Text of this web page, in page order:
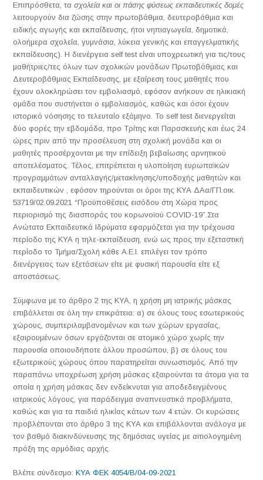
Επιπρόσθετα, τα σχολεία και οι πάσης φύσεως εκπαιδευτικές δομές
λειτουργούν δια ζώσης στην πρωτοβάθμια, δευτεροβάθμια και
ειδικής αγωγής και εκπαίδευσης, ήτοι νηπιαγωγεία, δημοτικά,
ολοήμερα σχολεία, γυμνάσια, λύκεια γενικής και επαγγελματικής
εκπαίδευσης). Η διενέργεια self test είναι υποχρεωτική για τις/τους
μαθήτριες/τες όλων των σχολικών μονάδων Πρωτοβάθμιας και
Δευτεροβάθμιας Εκπαίδευσης, με εξαίρεση τους μαθητές που
έχουν ολοκληρώσει τον εμβολιασμό, εφόσον ανήκουν σε ηλικιακή
ομάδα που συστήνεται ο εμβολιασμός, καθώς και όσοι έχουν
ιστορικό νόσησης το τελευταίο εξάμηνο. Το self test διενεργείται
δύο φορές την εβδομάδα, προ Τρίτης και Παρασκευής και έως 24
ώρες πριν από την προσέλευση στη σχολική μονάδα και οι
μαθητές προσέρχονται με την επίδειξη βεβαίωσης αρνητικού
αποτελέσματος. Τέλος, επιτρέπεται η υλοποίηση ευρωπαϊκών
προγραμμάτων ανταλλαγής/μετακίνησης/υποδοχής μαθητών και
εκπαιδευτικών , εφόσον τηρούνται οι όροι της ΚΥΑ ΔΑα/ΓΠ.οικ.
53719/02.09.2021 “Προϋποθέσεις εισόδου στη Χώρα προς
περιορισμό της διασποράς του κορωνοϊού COVID-19”.Στα
Ανώτατα Εκπαιδευτικά Ιδρύματα εφαρμόζεται για την τρέχουσα
περίοδο της ΚΥΑ η τηλε-εκπαίδευση, ενώ ως προς την εξεταστική
περίοδο το Τμήμα/Σχολή κάθε Α.Ε.Ι. επιλέγει τον τρόπο
διενέργειας των εξετάσεων είτε με φυσική παρουσία είτε εξ
αποστάσεως.
Σύμφωνα με το άρθρο 2 της ΚΥΑ, η χρήση μη ιατρικής μάσκας
επιβάλλεται σε όλη την επικράτεια: α) σε όλους τους εσωτερικούς
χώρους, συμπεριλαμβανομένων και των χώρων εργασίας,
εξαιρουμένων όσων εργάζονται σε ατομικό χώρο χωρίς την
παρουσία οποιουδήποτε άλλου προσώπου, β) σε όλους του
εξωτερικούς χώρους όπου παρατηρείται συνωστισμός. Από την
παραπάνω υποχρέωση χρήση μάσκας εξαιρούνται τα άτομα για τα
οποία η χρήση μάσκας δεν ενδείκνυται για αποδεδειγμένους
ιατρικούς λόγους, για παράδειγμα αναπνευστικά προβλήματα,
καθώς και για τα παιδιά ηλικίας κάτων των 4 ετών. Οι κυρώσεις
προβλέπονται στο άρθρο 3 της ΚΥΑ και επιβάλλονται ανάλογα με
τον βαθμό διακινδύνευσης της δημόσιας υγείας με αιτιολογημένη
πράξη της αρμόδιας αρχής.
Βλέπε σύνδεσμο:ΚΥΑ ΦΕΚ 4054/Β/04-09-2021